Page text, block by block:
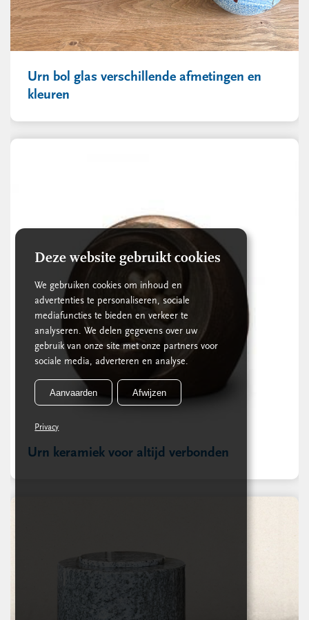
Urn bol glas verschillende afmetingen en
kleuren
Urn keramiek voor altijd verbonden
Deze website gebruikt cookies
We gebruiken cookies om inhoud en
advertenties te personaliseren, sociale
mediafuncties te bieden en verkeer te
analyseren. We delen gegevens over uw
gebruik van onze site met onze partners voor
sociale media, adverteren en analyse.
Aanvaarden Afwijzen
Privacy